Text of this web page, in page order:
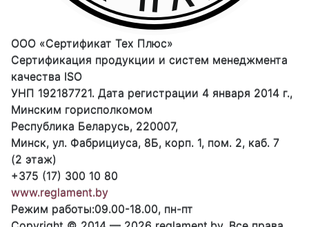
ООО «Сертификат Тех Плюс»
Сертификация продукции и систем менеджмента
качества ISO
УНП 192187721. Дата регистрации 4 января 2014 г.,
Минским горисполкомом
Республика Беларусь, 220007,
Минск, ул. Фабрициуса, 8Б, корп. 1, пом. 2, каб. 7
(2 этаж)
+375 (17) 300 10 80
www.reglament.by
Режим работы:09.00-18.00, пн-пт